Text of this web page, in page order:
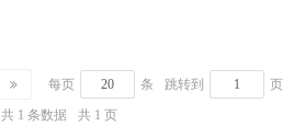
每页 条 跳转到
页
共 1 条数据
共 1 页